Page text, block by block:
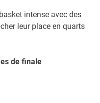
intense avec des
leur place en quarts
de finale